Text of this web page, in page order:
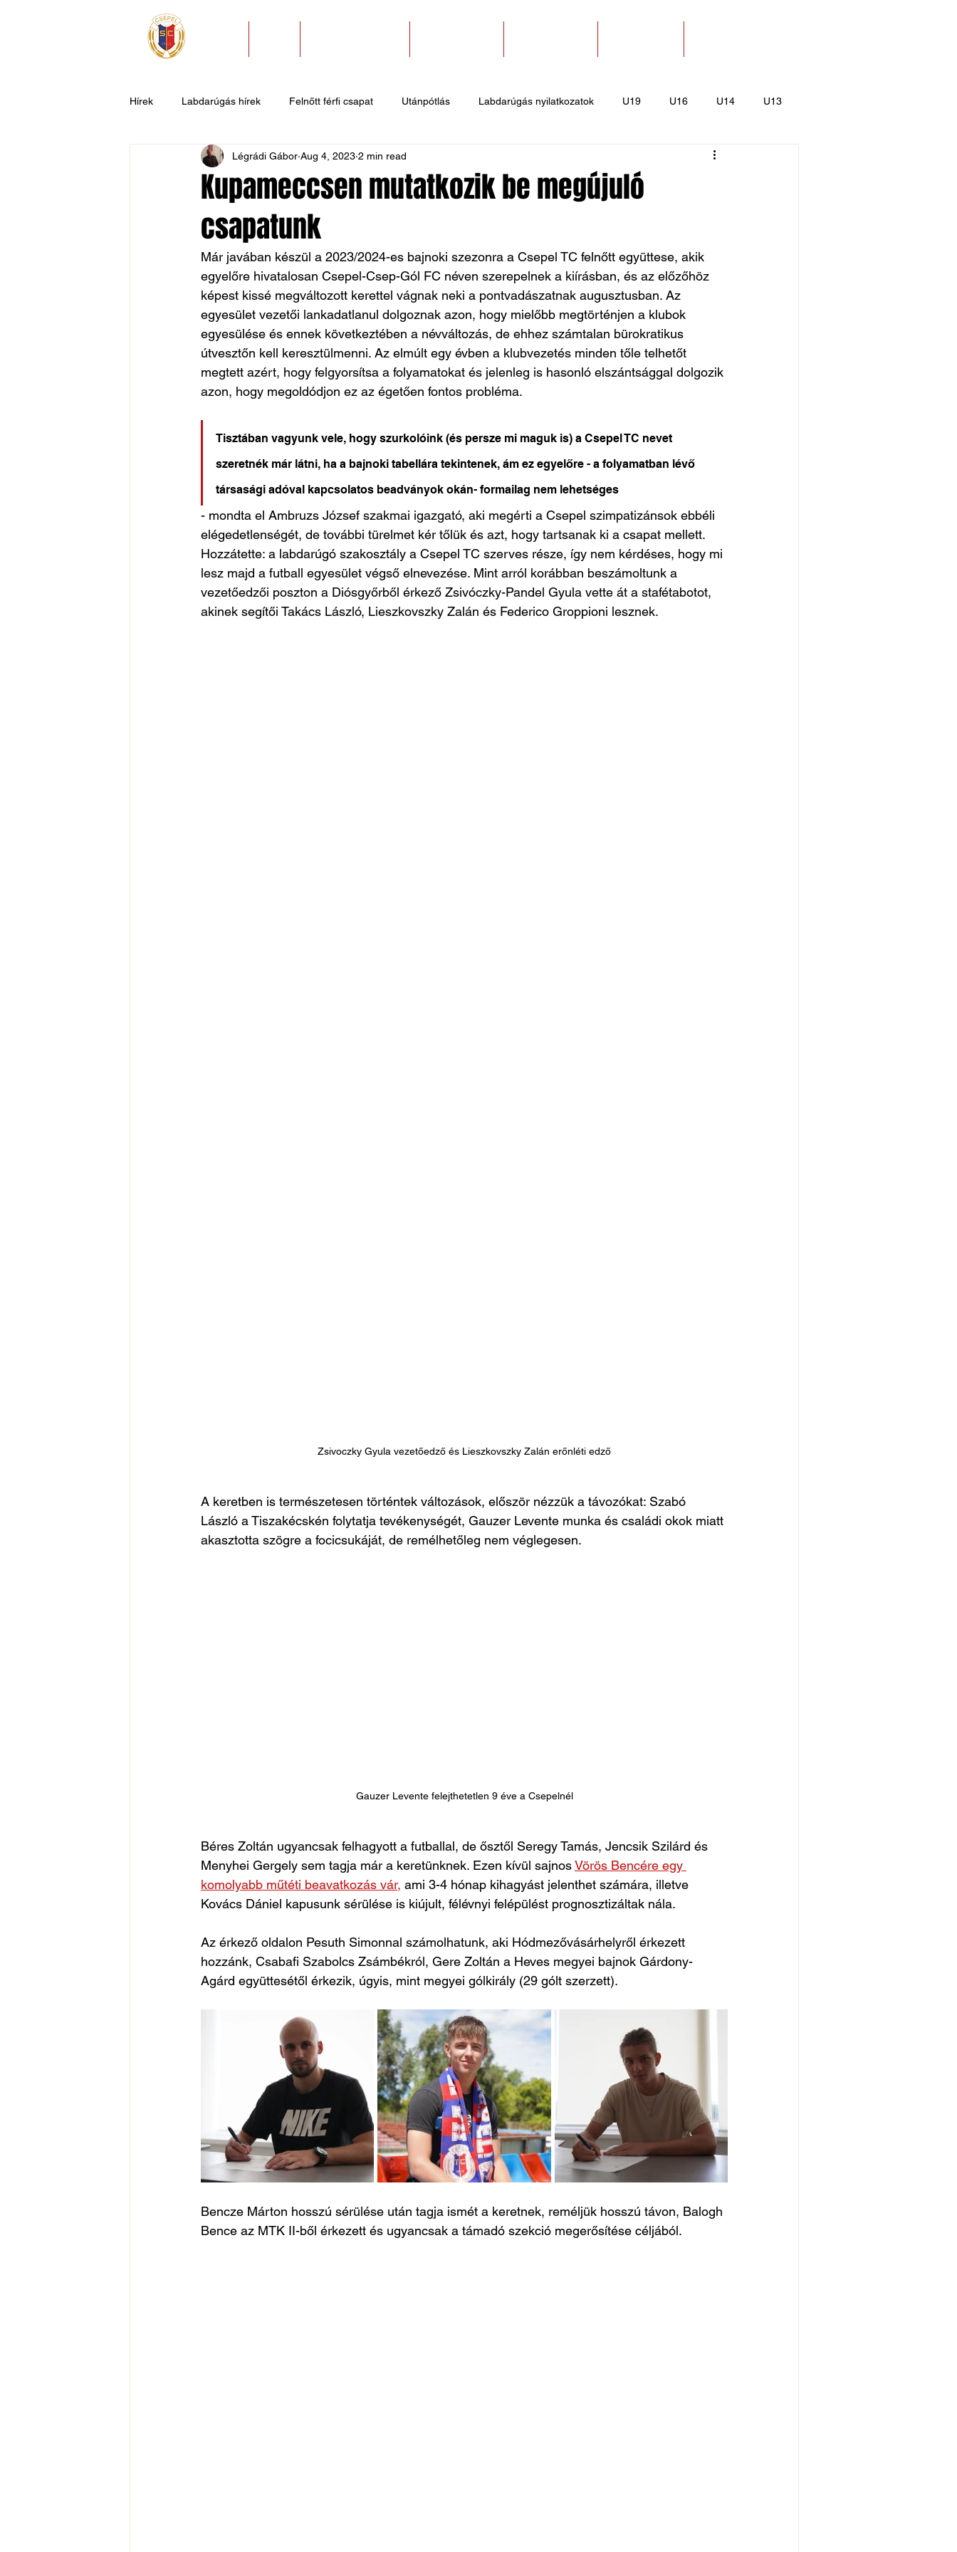
Hírek Labdarúgás hírek Felnőtt férfi csapat Utánpótlás Labdarúgás nyilatkozatok U19 U16 U14 U13
U9 U7 Evezős hírek Sportlövő hírek Kajak-Kenu
Csepel SC II Általános hírek
Kupameccsen mutatkozik be megújuló
csapatunk
Légrádi Gábor Aug 4, 2023 2 min read
Már javában készül a 2023/2024-es bajnoki szezonra a Csepel TC felnőtt együttese, akik
egyelőre hivatalosan Csepel-Csep-Gól FC néven szerepelnek a kiírásban, és az előzőhöz
képest kissé megváltozott kerettel vágnak neki a pontvadászatnak augusztusban. Az
egyesület vezetői lankadatlanul dolgoznak azon, hogy mielőbb megtörténjen a klubok
egyesülése és ennek következtében a névváltozás, de ehhez számtalan bürokratikus
útvesztőn kell keresztülmenni. Az elmúlt egy évben a klubvezetés minden tőle telhetőt
megtett azért, hogy felgyorsítsa a folyamatokat és jelenleg is hasonló elszántsággal dolgozik
azon, hogy megoldódjon ez az égetően fontos probléma.
Tisztában vagyunk vele, hogy szurkolóink (és persze mi maguk is) a Csepel TC nevet
szeretnék már látni, ha a bajnoki tabellára tekintenek, ám ez egyelőre - a folyamatban lévő
társasági adóval kapcsolatos beadványok okán- formailag nem lehetséges
- mondta el Ambruzs József szakmai igazgató, aki megérti a Csepel szimpatizánsok ebbéli
elégedetlenségét, de további türelmet kér tőlük és azt, hogy tartsanak ki a csapat mellett.
Hozzátette: a labdarúgó szakosztály a Csepel TC szerves része, így nem kérdéses, hogy mi
lesz majd a futball egyesület végső elnevezése. Mint arról korábban beszámoltunk a
vezetőedzői poszton a Diósgyőrből érkező Zsivóczky-Pandel Gyula vette át a stafétabotot,
akinek segítői Takács László, Lieszkovszky Zalán és Federico Groppioni lesznek.
Zsivoczky Gyula vezetőedző és Lieszkovszky Zalán erőnléti edző
A keretben is természetesen történtek változások, először nézzük a távozókat: Szabó
László a Tiszakécskén folytatja tevékenységét, Gauzer Levente munka és családi okok miatt
akasztotta szögre a focicsukáját, de remélhetőleg nem véglegesen.
Gauzer Levente felejthetetlen 9 éve a Csepelnél
Béres Zoltán ugyancsak felhagyott a futballal, de ősztől Seregy Tamás, Jencsik Szilárd és
Menyhei Gergely sem tagja már a keretünknek. Ezen kívül sajnos Vörös Bencére egy
komolyabb műtéti beavatkozás vár, ami 3-4 hónap kihagyást jelenthet számára, illetve
Kovács Dániel kapusunk sérülése is kiújult, félévnyi felépülést prognosztizáltak nála.
Az érkező oldalon Pesuth Simonnal számolhatunk, aki Hódmezővásárhelyről érkezett
hozzánk, Csabafi Szabolcs Zsámbékról, Gere Zoltán a Heves megyei bajnok Gárdony-
Agárd együttesétől érkezik, úgyis, mint megyei gólkirály (29 gólt szerzett).
Bencze Márton hosszú sérülése után tagja ismét a keretnek, reméljük hosszú távon, Balogh
Bence az MTK II-ből érkezett és ugyancsak a támadó szekció megerősítése céljából.